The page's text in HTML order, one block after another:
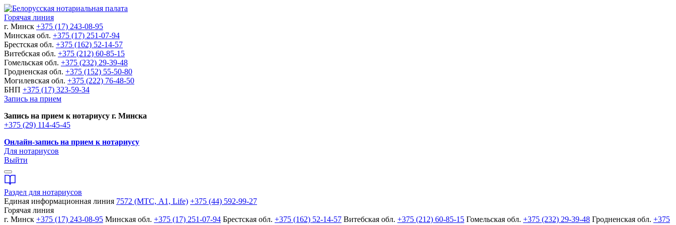
Горячая линия
г. Минск +375 (17) 243-08-95
Минская обл. +375 (17) 251-07-94
Брестская обл. +375 (162) 52-14-57
Витебская обл. +375 (212) 60-85-15
Гомельская обл. +375 (232) 29-39-48
Гродненская обл. +375 (152) 55-50-80
Могилевская обл. +375 (222) 76-48-50
БНП +375 (17) 323-59-34
Запись на прием
Запись на прием к нотариусу г. Минска
+375 (29) 114-45-45
Онлайн-запись на прием к нотариусу
Для нотариусов
Выйти
Раздел для нотариусов
Единая информационная линия 7572 (МТС, A1, Life) +375 (44) 592-99-27
Горячая линия
г. Минск +375 (17) 243-08-95 Минская обл. +375 (17) 251-07-94 Брестская обл. +375 (162) 52-14-57 Витебская обл. +375 (212) 60-85-15 Гомельская обл. +375 (232) 29-39-48 Гродненская обл. +375